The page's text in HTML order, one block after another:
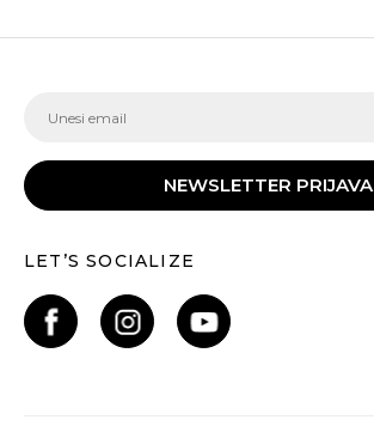
NEWSLETTER PRIJAVA
LET’S SOCIALIZE